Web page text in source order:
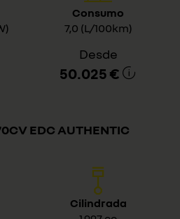
Consumo
7,0 (L/100km)
Desde
50.025 €
EDC AUTHENTIC
Cilindrada